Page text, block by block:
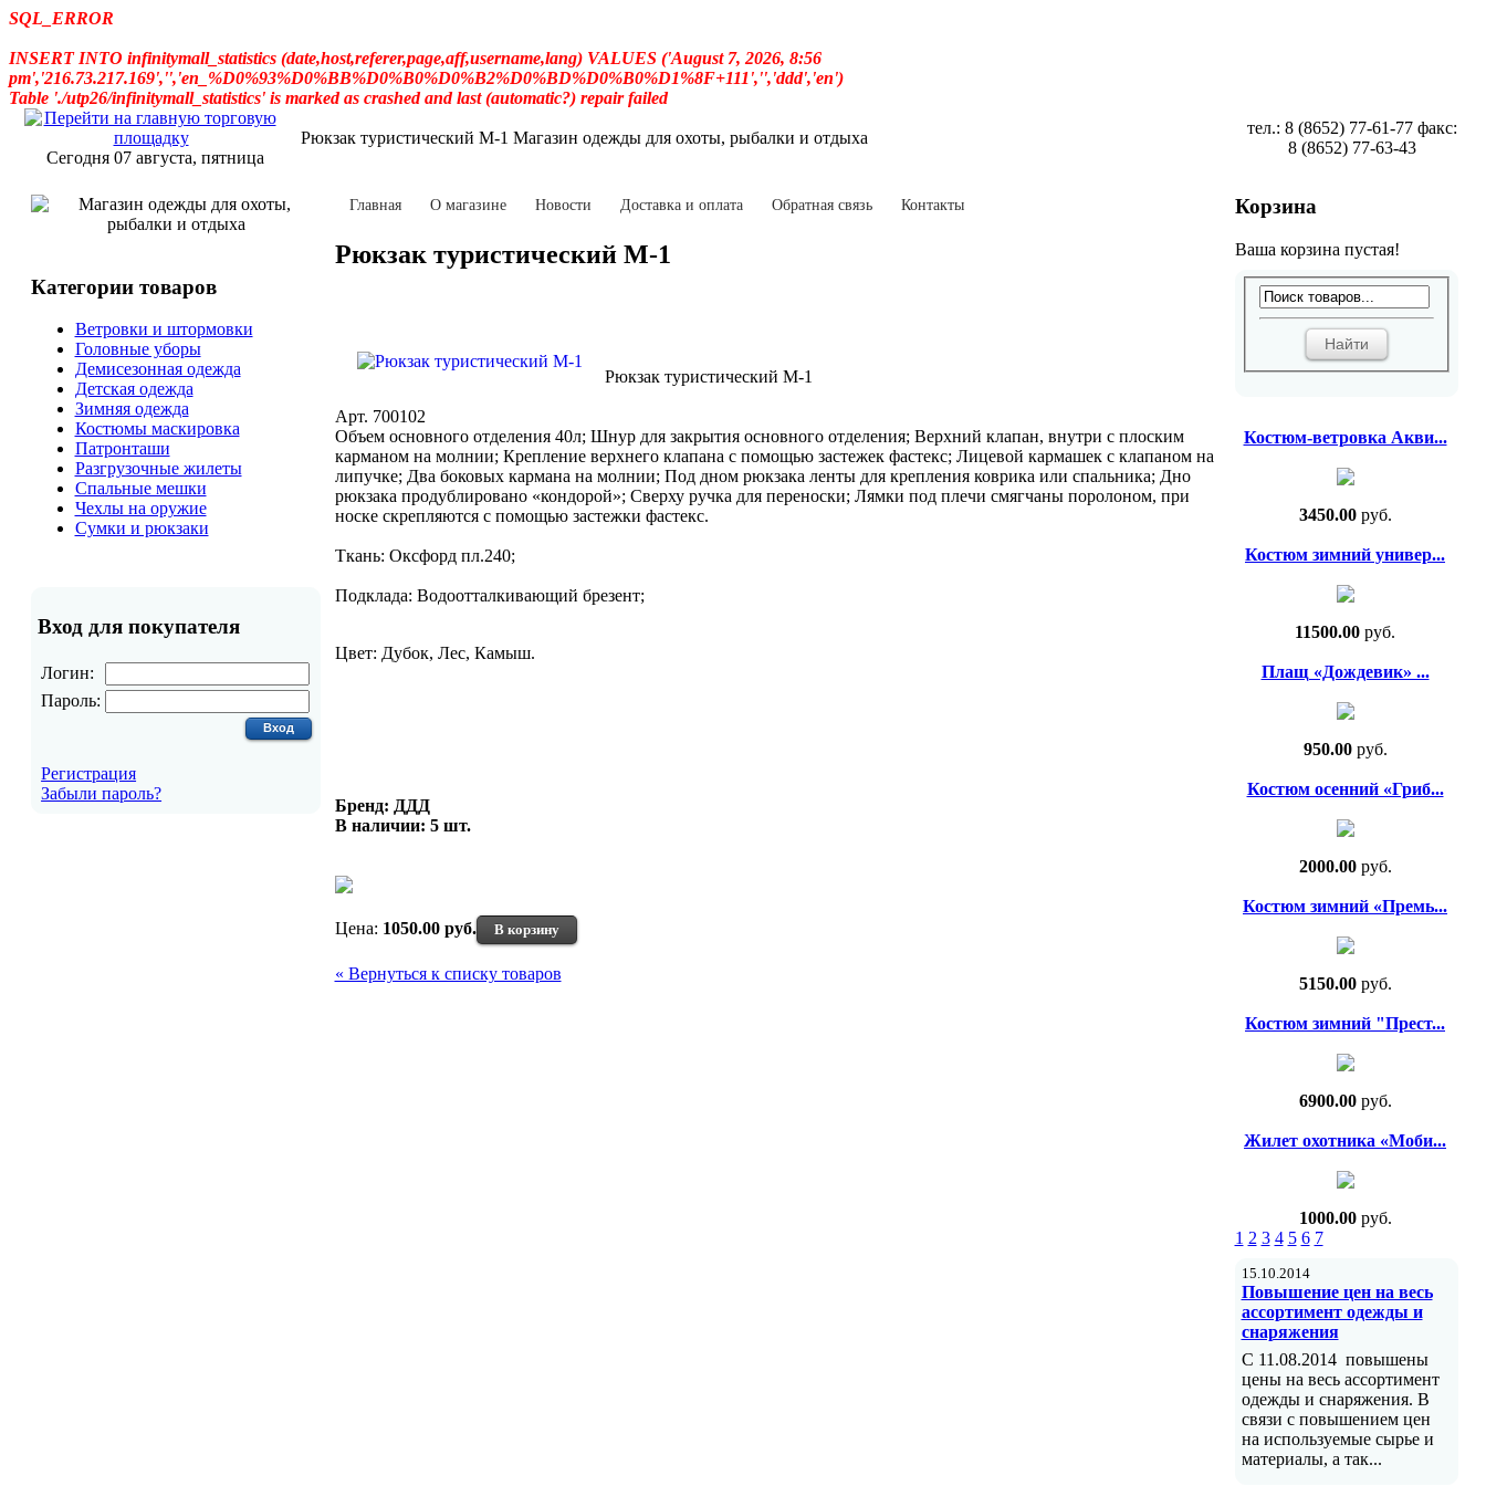
SQL_ERROR
INSERT INTO infinitymall_statistics (date,host,referer,page,aff,username,lang) VALUES ('August 7, 2026, 8:56
pm','216.73.217.169','','en_%D0%93%D0%BB%D0%B0%D0%B2%D0%BD%D0%B0%D1%8F+111','','ddd','en')
Table './utp26/infinitymall_statistics' is marked as crashed and last (automatic?) repair failed
Сегодня 07 августа, пятница
Рюкзак туристический М-1 Магазин одежды для охоты, рыбалки и отдыха
тел.: 8 (8652) 77-61-77 факс:
8 (8652) 77-63-43
Категории товаров
Ветровки и штормовки
Головные уборы
Демисезонная одежда
Детская одежда
Зимняя одежда
Костюмы маскировка
Патронташи
Разгрузочные жилеты
Спальные мешки
Чехлы на оружие
Сумки и рюкзаки
Вход для покупателя
Логин:
Пароль:
Регистрация
Забыли пароль?
Главная О магазине Новости Доставка и оплата Обратная связь Контакты
Рюкзак туристический М-1
Рюкзак туристический М-1
Арт. 700102
Объем основного отделения 40л; Шнур для закрытия основного отделения; Верхний клапан, внутри с плоским
карманом на молнии; Крепление верхнего клапана с помощью застежек фастекс; Лицевой кармашек с клапаном на
липучке; Два боковых кармана на молнии; Под дном рюкзака ленты для крепления коврика или спальника; Дно
рюкзака продублировано «кондорой»; Сверху ручка для переноски; Лямки под плечи смягчаны поролоном, при
носке скрепляются с помощью застежки фастекс.
Ткань: Оксфорд пл.240;
Подклада: Водоотталкивающий брезент;
Цвет: Дубок, Лес, Камыш.
Бренд: ДДД
В наличии: 5 шт.
Цена: 1050.00 руб. В корзину
« Вернуться к списку товаров
Корзина
Ваша корзина пустая!
Костюм-ветровка Акви...
3450.00руб.
Костюм зимний универ...
11500.00 руб.
Плащ «Дождевик» ...
950.00руб.
Костюм осенний «Гриб...
2000.00руб.
Костюм зимний «Премь...
5150.00руб.
Костюм зимний "Прест...
6900.00руб.
Жилет охотника «Моби...
1000.00руб.
1 2 3 4 5 6 7
15.10.2014
Повышение цен на весь
ассортимент одежды и
снаряжения
C 11.08.2014 повышены
цены на весь ассортимент
одежды и снаряжения. В
связи с повышением цен
на используемые сырье и
материалы, а так...